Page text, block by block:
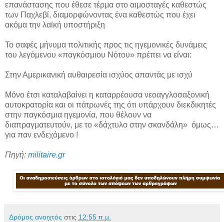
επανάστασης που έθεσε τέρμα στο αιμοσταγές καθεστώς
των Παχλεβί, διαμορφώνοντας ένα καθεστώς που έχει
ακόμα την λαϊκή υποστήριξη
Το σαφές μήνυμα πολιτικής προς τις ηγεμονικές δυνάμεις
του λεγόμενου «παγκόσμιου Νότου» πρέπει να είναι:
Στην Αμερικανική αυθαιρεσία ισχύος απαντάς με ισχύ
Μόνο έτσι καταλαβαίνει η καταρρέουσα νεοαγγλοσαξονική
αυτοκρατορία και οι πάτρωνές της ότι υπάρχουν διεκδικητές
στην παγκόσμια ηγεμονία, που θέλουν να
διαπραγματευτούν, με το «δάχτυλο στην σκανδάλη» όμως…
για παν ενδεχόμενο !
Πηγή: militaire.gr
Δρόμος ανοιχτός στις 12:55 π.μ.